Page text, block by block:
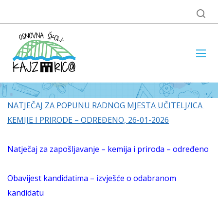
NATJEČAJ ZA POPUNU RADNOG MJESTA UČITELJ/ICA
KEMIJE I PRIRODE – ODREĐENO, 26-01-2026
Natječaj za zapošljavanje – kemija i priroda – određeno
Obavijest kandidatima – izvješće o odabranom
kandidatu